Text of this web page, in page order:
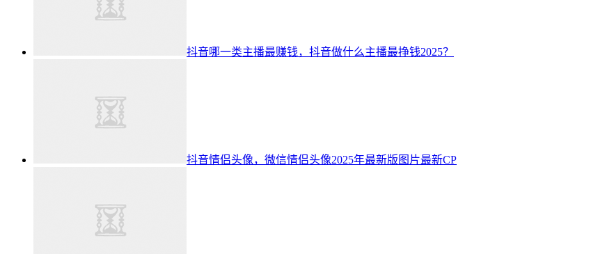
抖音哪一类主播最赚钱，抖音做什么主播最挣钱2025？
抖音情侣头像，微信情侣头像2025年最新版图片最新CP